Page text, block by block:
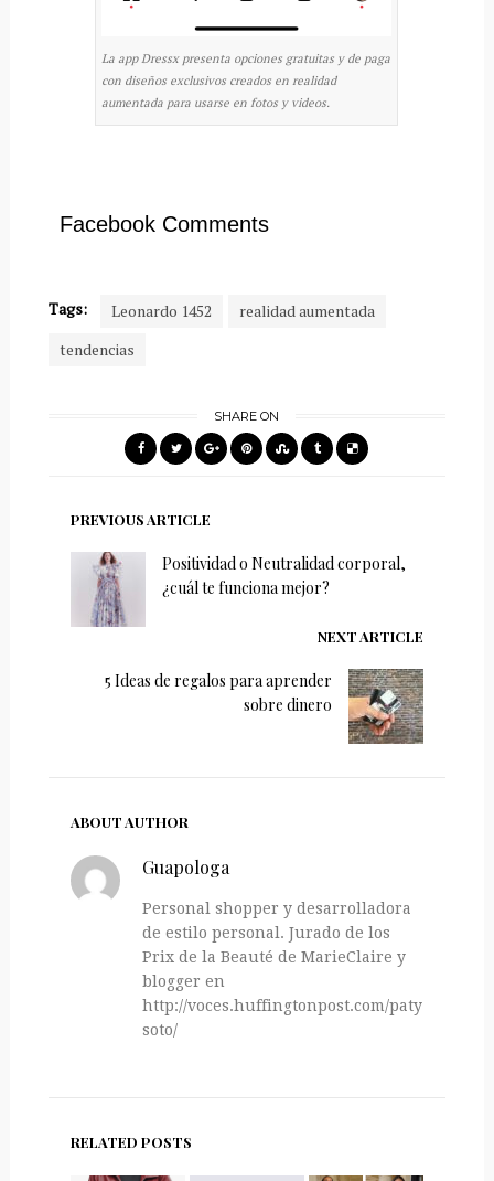
La app Dressx presenta opciones gratuitas y de paga
con diseños exclusivos creados en realidad
aumentada para usarse en fotos y videos.
Facebook Comments
Tags: Leonardo 1452
realidad aumentada
tendencias
SHARE ON
PREVIOUS ARTICLE
Positividad o Neutralidad corporal,
¿cuál te funciona mejor?
NEXT ARTICLE
5 Ideas de regalos para aprender
sobre dinero
ABOUT AUTHOR
Guapologa
Personal shopper y desarrolladora
de estilo personal. Jurado de los
Prix de la Beauté de MarieClaire y
blogger en
http://voces.huffingtonpost.com/paty-
soto/
RELATED POSTS